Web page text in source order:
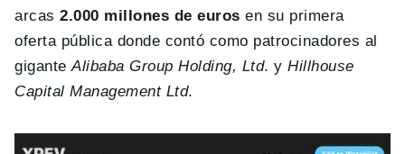
arcas2.000 millones de euros en su primera
oferta pública donde contó como patrocinadores al
giganteAlibaba Group Holding, Ltd. yHillhouse
Capital Management Ltd.